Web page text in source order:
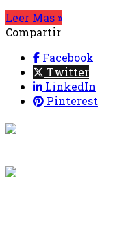
Leer Mas »
Compartir
Facebook
Twitter
LinkedIn
Pinterest